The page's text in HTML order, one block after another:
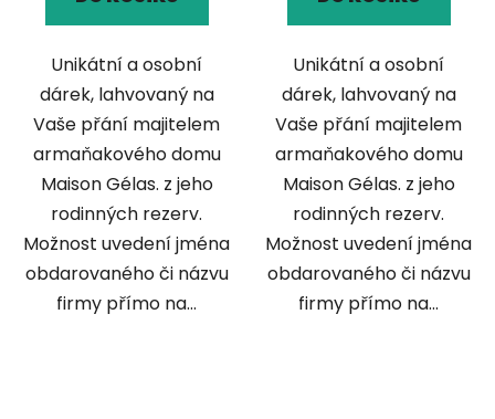
Unikátní a osobní
dárek, lahvovaný na
Vaše přání majitelem
armaňakového domu
Maison Gélas. z jeho
rodinných rezerv.
Možnost uvedení jména
obdarovaného či názvu
firmy přímo na...
Unikátní a osobní
dárek, lahvovaný na
Vaše přání majitelem
armaňakového domu
Maison Gélas. z jeho
rodinných rezerv.
Možnost uvedení jména
obdarovaného či názvu
firmy přímo na...